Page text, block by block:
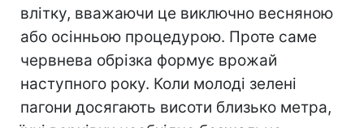
влітку, вважаючи це виключно весняною
або осінньою процедурою. Проте саме
червнева обрізка формує врожай
наступного року. Коли молоді зелені
пагони досягають висоти близько метра,